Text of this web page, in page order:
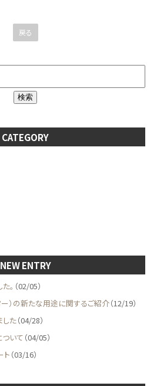
戻る
CATEGORY
NEW ENTRY
。 （02/05）
ー）の新たな用途に関するご紹介（12/19）
た（04/28）
いて （04/05）
ト （03/16）